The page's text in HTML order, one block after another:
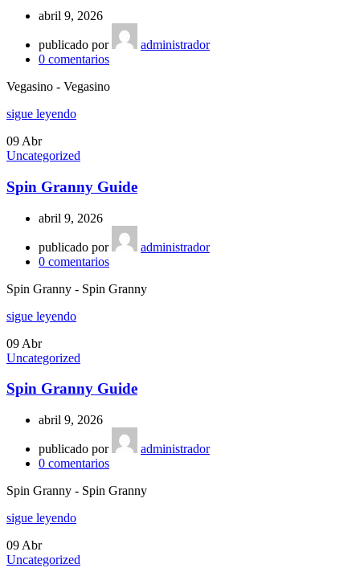
abril 9, 2026
publicado por
administrador
0 comentarios
Vegasino - Vegasino
sigue leyendo
09 Abr
Uncategorized
Spin Granny Guide
abril 9, 2026
publicado por
administrador
0 comentarios
Spin Granny - Spin Granny
sigue leyendo
09 Abr
Uncategorized
Spin Granny Guide
abril 9, 2026
publicado por
administrador
0 comentarios
Spin Granny - Spin Granny
sigue leyendo
09 Abr
Uncategorized